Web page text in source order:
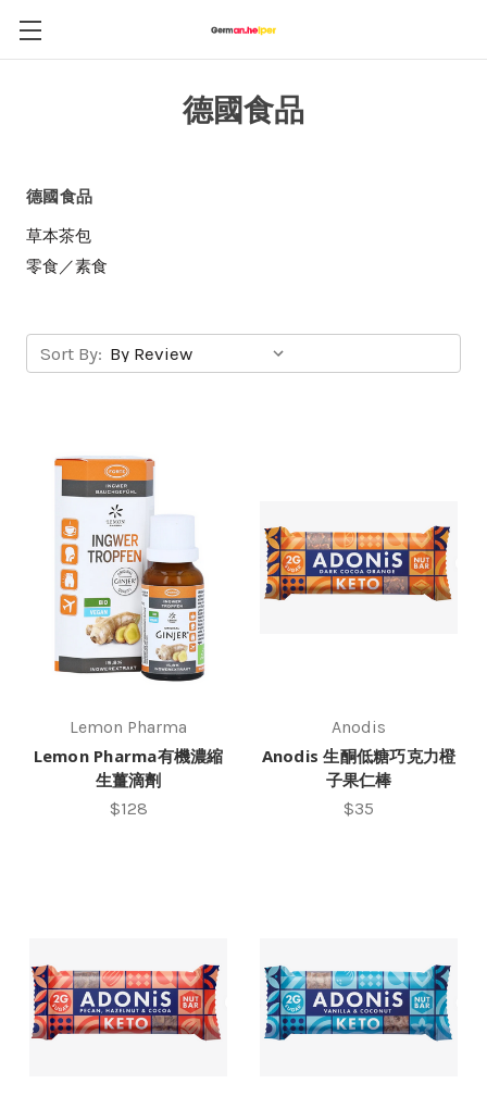
德國食品
德國食品
草本茶包
零食／素食
Sort By:
Lemon Pharma
Lemon Pharma有機濃縮
生薑滴劑
$128
Anodis
Anodis 生酮低糖巧克力橙
子果仁棒
$35